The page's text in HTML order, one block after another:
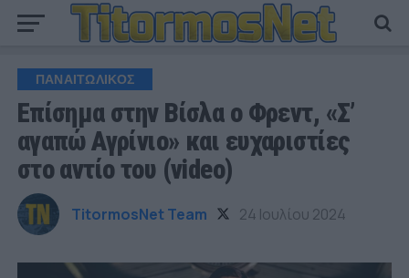
ΠΑΝΑΙΤΩΛΙΚΟΣ
Επίσημα στην Βίσλα ο Φρεντ, «Σ’
αγαπώ Αγρίνιο» και ευχαριστίες
στο αντίο του (video)
TitormosNet Team 24 Ιουλίου 2024